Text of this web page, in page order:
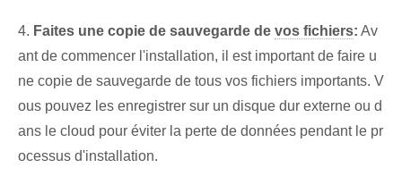
4. Faites une copie de sauvegarde de vos fichiers: Av
ant de commencer l'installation, il est important de faire u
ne copie de sauvegarde de tous vos fichiers importants. V
ous pouvez les enregistrer sur un disque dur externe ou d
ans le cloud pour éviter la perte de données pendant le pr
ocessus d'installation.